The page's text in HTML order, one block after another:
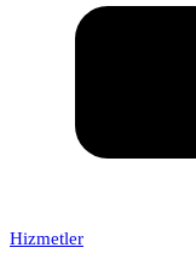
Hizmetler